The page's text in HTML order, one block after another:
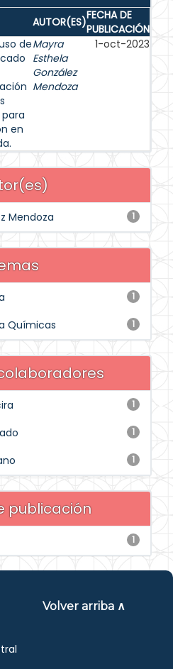
AUTOR(ES)FECHA DE
PUBLICACIÓN
de
en
Mayra
Esthela
González
Mendoza
1-oct-2023
1
Mendoza
1
1
Químicas
1
1
1
publicación
1
Volver arriba ∧